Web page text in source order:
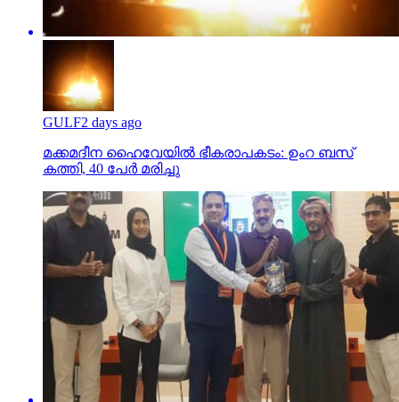
GULF2 days ago
മക്കമദീന ഹൈവേയില്‍ ഭീകരാപകടം: ഉംറ ബസ്
കത്തി, 40 പേര്‍ മരിച്ചു